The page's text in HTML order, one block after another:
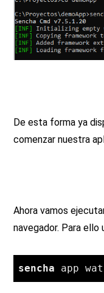
De esta forma ya
comenzar nuestra
Ahora vamos
navegador. Para
sencha app